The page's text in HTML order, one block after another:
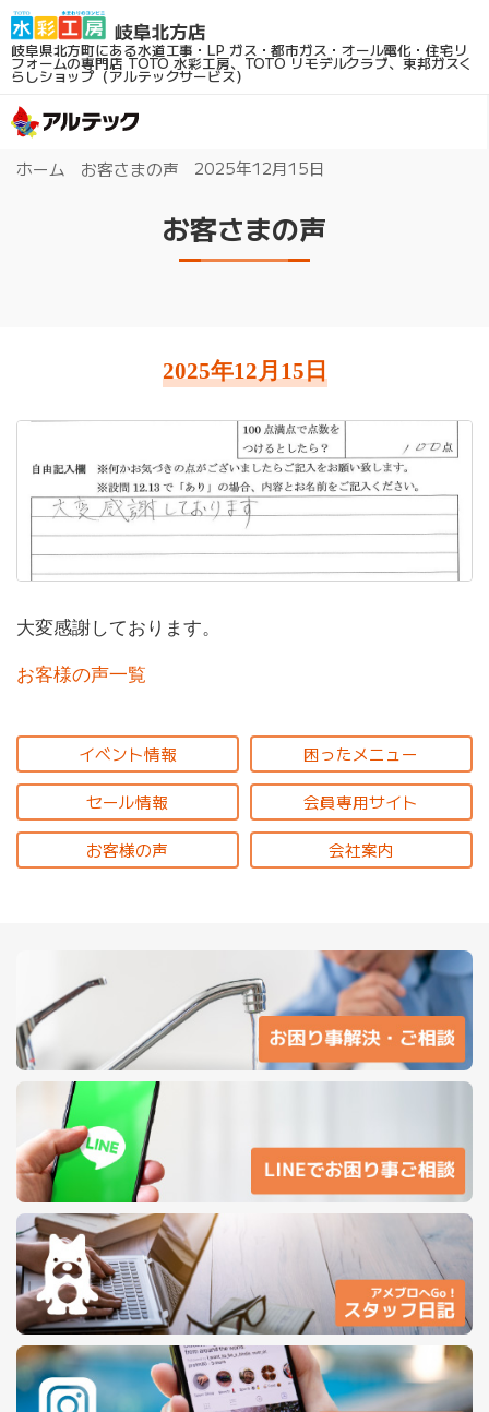
岐阜県北方町にある水道工事・LP ガス・都市ガス・オール電化・住宅リ
フォームの専門店TOTO 水彩工房、TOTO リモデルクラブ、東邦ガスく
らしショップ（アルテックサービス）
ホーム お客さまの声 2025年12月15日
お客さまの声
2025年12月15日
大変感謝しております。
お客様の声一覧
イベント情報 困ったメニュー
セール情報 会員専用サイト
お客様の声 会社案内